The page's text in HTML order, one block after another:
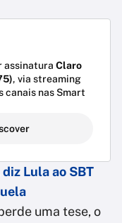
assinatura Claro
, via streaming
canais nas Smart
Lula ao SBT
uma tese, o